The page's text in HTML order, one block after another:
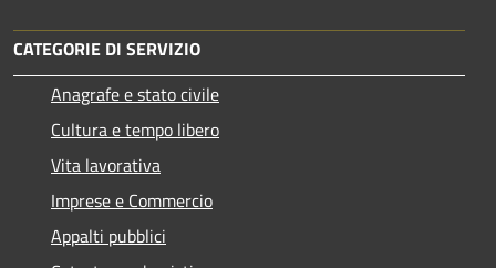
CATEGORIE DI SERVIZIO
Anagrafe e stato civile
Cultura e tempo libero
Vita lavorativa
Imprese e Commercio
Appalti pubblici